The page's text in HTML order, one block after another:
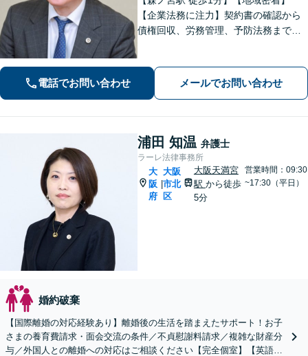
【企業法務に注力】契約書の確認から
債権回収、労務管理、予防法務までサ
で、まずはお気軽にご相談ください。
電話でお問い合わせ メールでお問い合わせ
浦田 知温 弁護士
ラーレ法律事務所
大
阪
府
大阪
市北
区
大阪天満宮
駅 から徒歩
5分
営業時間：09:30
~17:30（平日）
婚約破棄
【国際離婚の対応経験あり】離婚後の生活を踏まえたサポート！お子
さまの養育費請求・面会交流の条件／不貞慰謝料請求／複雑な財産分
与／外国人との離婚への対応はご相談ください【完全個室】【英語対